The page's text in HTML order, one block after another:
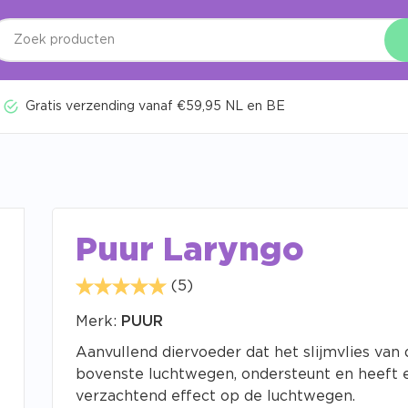
Gratis verzending vanaf €59,95 NL en BE
Puur Laryngo
(5)
Merk: PUUR
Aanvullend diervoeder dat het slijmvlies van
bovenste luchtwegen, ondersteunt en heeft
verzachtend effect op de luchtwegen.